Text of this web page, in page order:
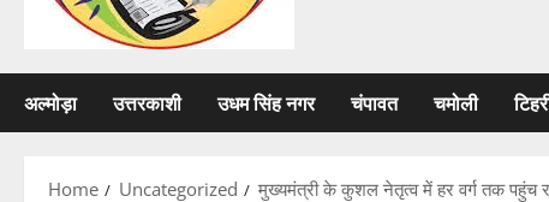
अल्मोड़ा उत्तरकाशी उधम सिंह नगर चंपावत चमोली
Home Uncategorized मुख्यमंत्री के कुशल नेतृत्व में हर वर्ग तक पहुंच